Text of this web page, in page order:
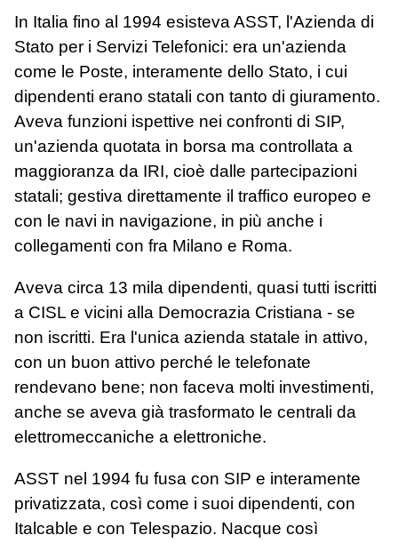
In Italia fino al 1994 esisteva ASST, l'Azienda di
Stato per i Servizi Telefonici: era un'azienda
come le Poste, interamente dello Stato, i cui
dipendenti erano statali con tanto di giuramento.
Aveva funzioni ispettive nei confronti di SIP,
un'azienda quotata in borsa ma controllata a
maggioranza da IRI, cioè dalle partecipazioni
statali; gestiva direttamente il traffico europeo e
con le navi in navigazione, in più anche i
collegamenti con fra Milano e Roma.
Aveva circa 13 mila dipendenti, quasi tutti iscritti
a CISL e vicini alla Democrazia Cristiana - se
non iscritti. Era l'unica azienda statale in attivo,
con un buon attivo perché le telefonate
rendevano bene; non faceva molti investimenti,
anche se aveva già trasformato le centrali da
elettromeccaniche a elettroniche.
ASST nel 1994 fu fusa con SIP e interamente
privatizzata, così come i suoi dipendenti, con
Italcable e con Telespazio. Nacque così